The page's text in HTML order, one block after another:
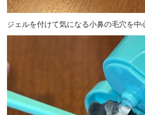
ジェルを付けて気になる小鼻の毛穴を中